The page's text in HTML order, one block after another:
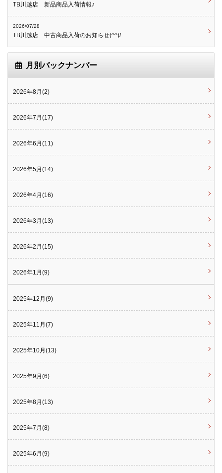
TB川越店 新品商品入荷情報♪
2026/07/28
TB川越店 中古商品入荷のお知らせ(^^)/
月別バックナンバー
2026年8月(2)
2026年7月(17)
2026年6月(11)
2026年5月(14)
2026年4月(16)
2026年3月(13)
2026年2月(15)
2026年1月(9)
2025年12月(9)
2025年11月(7)
2025年10月(13)
2025年9月(6)
2025年8月(13)
2025年7月(8)
2025年6月(9)